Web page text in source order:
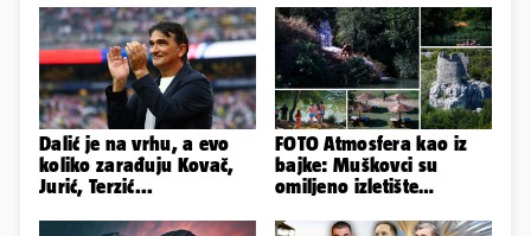
Dalić je na vrhu, a evo
koliko zarađuju Kovač,
Jurić, Terzić...
FOTO Atmosfera kao iz
bajke: Muškovci su
omiljeno izletište
zašto